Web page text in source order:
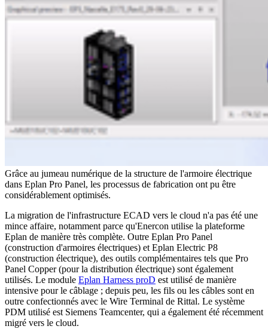
Grâce au jumeau numérique de la structure de l'armoire électrique
dans Eplan Pro Panel, les processus de fabrication ont pu être
considérablement optimisés.
La migration de l'infrastructure ECAD vers le cloud n'a pas été une
mince affaire, notamment parce qu'Enercon utilise la plateforme
Eplan de manière très complète. Outre Eplan Pro Panel
(construction d'armoires électriques) et Eplan Electric P8
(construction électrique), des outils complémentaires tels que Pro
Panel Copper (pour la distribution électrique) sont également
utilisés. Le module Eplan Harness proD est utilisé de manière
intensive pour le câblage ; depuis peu, les fils ou les câbles sont en
outre confectionnés avec le Wire Terminal de Rittal. Le système
PDM utilisé est Siemens Teamcenter, qui a également été récemment
migré vers le cloud.